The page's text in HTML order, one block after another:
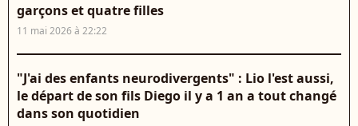
garçons et quatre filles
11 mai 2026 à 22:22
"J'ai des enfants neurodivergents" : Lio l'est aussi,
le départ de son fils Diego il y a 1 an a tout changé
dans son quotidien